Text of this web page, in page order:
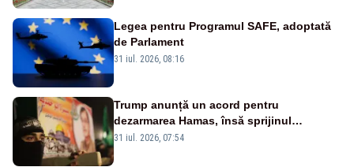
Legea pentru Programul SAFE, adoptată
de Parlament
31 iul. 2026, 08:16
Trump anunță un acord pentru
dezarmarea Hamas, însă sprijinul
Israelului rămâne incert
31 iul. 2026, 07:54